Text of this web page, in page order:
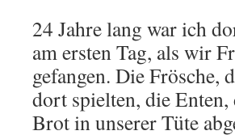
24 Jahre lang war ich
am ersten Tag, als wir
gefangen. Die Frösche,
dort spielten, die Enten,
Brot in unserer Tüte